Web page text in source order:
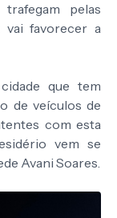
pelas
vai favorecer a
que tem
de veículos de
com esta
vem se
Avani Soares.